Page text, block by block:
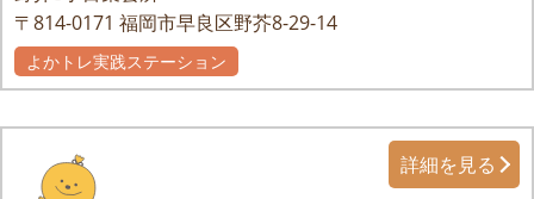
〒814-0171 福岡市早良区野芥8-29-14
よかトレ実践ステーション
詳細を見る